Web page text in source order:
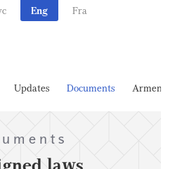
Eng Fra
Updates Documents Armenia
laws